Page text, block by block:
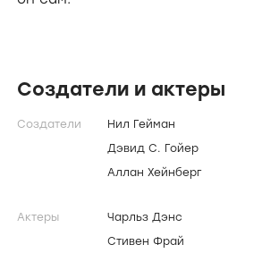
Создатели и актеры
Создатели
Нил Гейман
Дэвид С. Гойер
Аллан Хейнберг
Актеры
Чарльз Дэнс
Стивен Фрай